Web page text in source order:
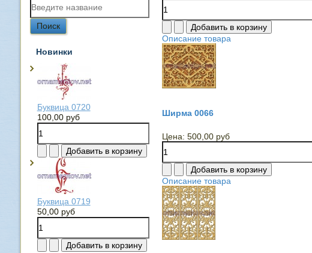
Новинки
Буквица 0720
100,00 руб
Буквица 0719
50,00 руб
Описание товара
Ширма 0066
Цена: 500,00 руб
Описание товара